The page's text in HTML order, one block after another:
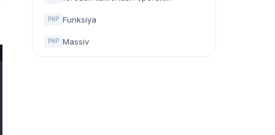
PHP Funksiya
PHP Massiv